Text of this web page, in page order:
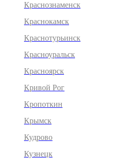
Краснознаменск
Краснокамск
Краснотурьинск
Красноуральск
Красноярск
Кривой Рог
Кропоткин
Крымск
Кудрово
Кузнецк